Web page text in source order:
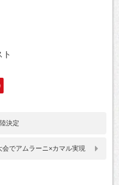
決定
会でアムラーニ×カマル実現